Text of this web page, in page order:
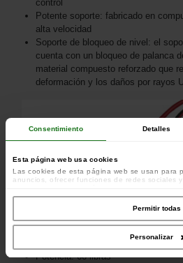
Consentimiento Detalles
Esta página web usa cookies
Las cookies de esta página web se usan para
anuncios, ofrecer funciones de redes sociales
colaboradores de redes sociales, publicidad y
combinarla con otra información que les haya
recopilado a partir del uso que haya hecho de
Permitir todas
Personalizar
control
Potente soporte: fabricado en
alta velocidad
Soporte de bloqueo de nivel: el
cuenta con un bloqueo de palanca
material compuesto reforzado que
deformación y los daños por rayos
Potencia: 66 libras